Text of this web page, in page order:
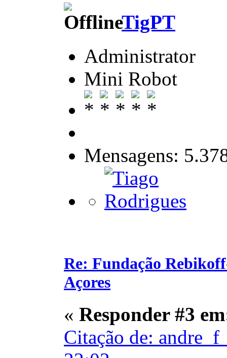
TigPT
Administrator
Mini Robot
Mensagens:
Re: Fundação
Açores
« Responder #3
Citação de: